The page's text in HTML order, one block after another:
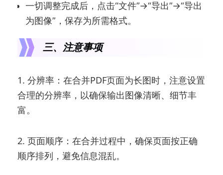
一切调整完成后，点击“文件”→“导出”→“导出
为图像”，保存为所需格式。
三、注意事项
1. 分辨率：在合并PDF页面为长图时，注意设置
合理的分辨率，以确保输出图像清晰、细节丰
富。
2. 页面顺序：在合并过程中，确保页面按正确
顺序排列，避免信息混乱。